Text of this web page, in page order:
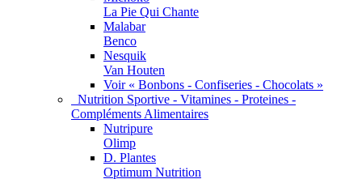
La Pie Qui Chante
Malabar
Benco
Nesquik
Van Houten
Voir « Bonbons - Confiseries - Chocolats »
Nutrition Sportive - Vitamines - Proteines -
Compléments Alimentaires
Nutripure
Olimp
D. Plantes
Optimum Nutrition